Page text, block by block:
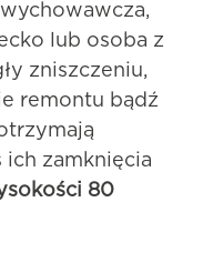
lub osoba z
zniszczeniu,
remontu bądź
zamknięcia
80